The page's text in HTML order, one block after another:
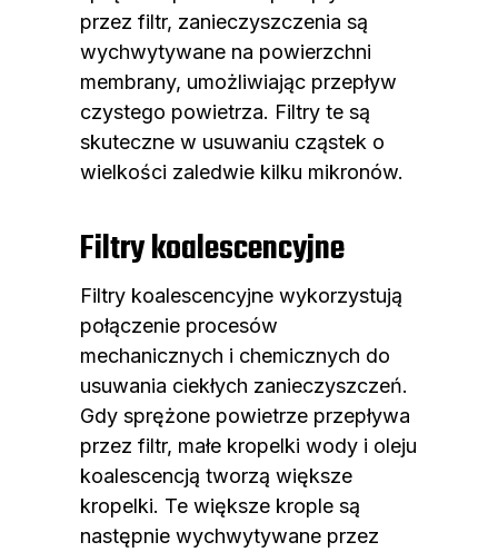
przez filtr, zanieczyszczenia są
wychwytywane na powierzchni
membrany, umożliwiając przepływ
czystego powietrza. Filtry te są
skuteczne w usuwaniu cząstek o
wielkości zaledwie kilku mikronów.
Filtry koalescencyjne
Filtry koalescencyjne wykorzystują
połączenie procesów
mechanicznych i chemicznych do
usuwania ciekłych zanieczyszczeń.
Gdy sprężone powietrze przepływa
przez filtr, małe kropelki wody i oleju
koalescencją tworzą większe
kropelki. Te większe krople są
następnie wychwytywane przez